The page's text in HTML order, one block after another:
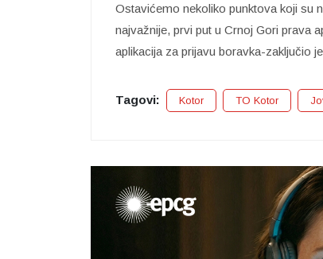
Ostavićemo nekoliko punktova koji su
najvažnije, prvi put u Crnoj Gori prava
aplikacija za prijavu boravka-zaključio
Tagovi: Kotor TO Kotor